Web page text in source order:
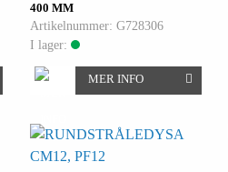
400 MM
Artikelnummer: G728306
I lager:
MER INFO
CM12, PF12